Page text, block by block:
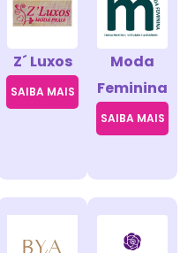
Z´ Luxos
SAIBA MAIS
Moda
Feminina
SAIBA MAIS